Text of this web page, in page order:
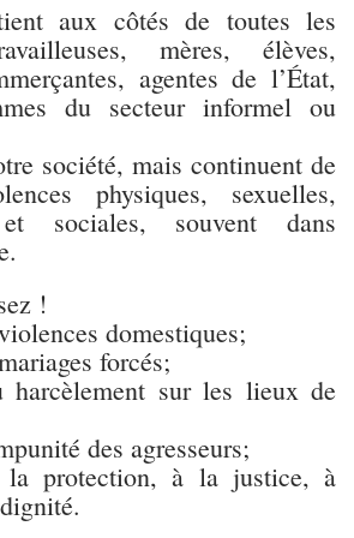
aux côtés de toutes les
mères, élèves,
agentes de l’État,
du secteur informel ou
société, mais continuent de
physiques, sexuelles,
et sociales, souvent dans
!
domestiques;
forcés;
sur les lieux de
des agresseurs;
à la justice, à